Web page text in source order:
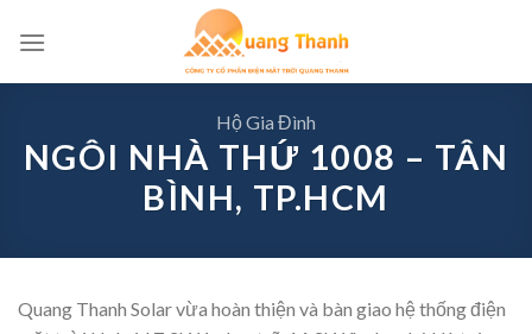
Hộ Gia Đình
NGÔI NHÀ THỨ 1008 – TÂN
BÌNH, TP.HCM
Quang Thanh Solar vừa hoàn thiện và bàn giao hệ thống điện